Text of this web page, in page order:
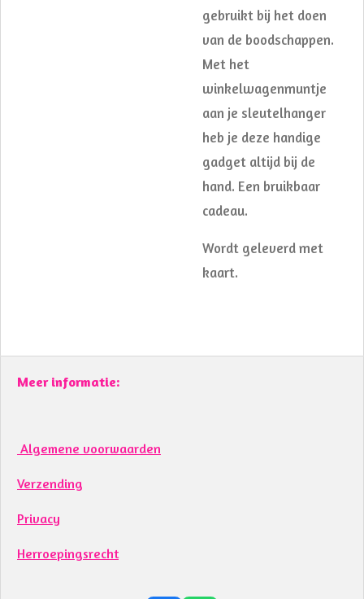
gebruikt bij het doen
van de boodschappen.
Met het
winkelwagenmuntje
aan je sleutelhanger
heb je deze handige
gadget altijd bij de
hand. Een bruikbaar
cadeau.
Wordt geleverd met
kaart.
Meer informatie:
Algemene voorwaarden
Verzending
Privacy
Herroepingsrecht